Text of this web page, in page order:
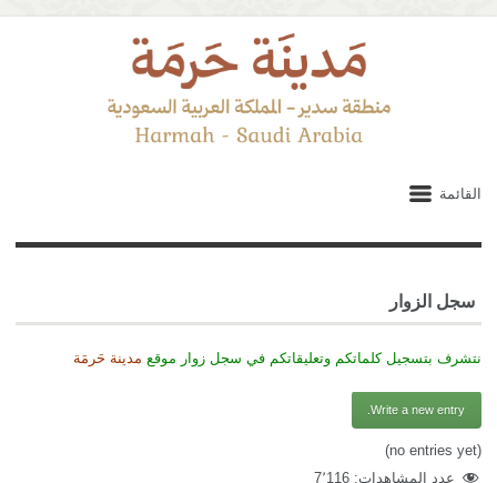
القائمة
سجل الزوار
نتشرف بتسجيل كلماتكم وتعليقاتكم في سجل زوار موقع مدينة حَرمَة
(no entries yet)
عدد المشاهدات: 7٬116